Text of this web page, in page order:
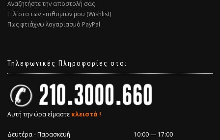
Αναζητήστε την αποστολή σας
Η λίστα των επιθυμιών μου (Wishlist)
Πως φτιάχνω λογαριασμό PayPal
Τηλεφωνικές Πληροφορίες στο:
Αυτή την ώρα είμαστε κλειστά !
Δευτέρα - Παρασκευή
10:00 — 17:00